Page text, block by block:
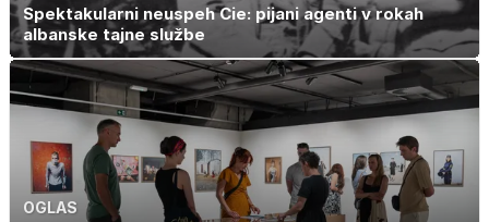
Spektakularni neuspeh Cie: pijani agenti v rokah
albanske tajne službe
OGLAS